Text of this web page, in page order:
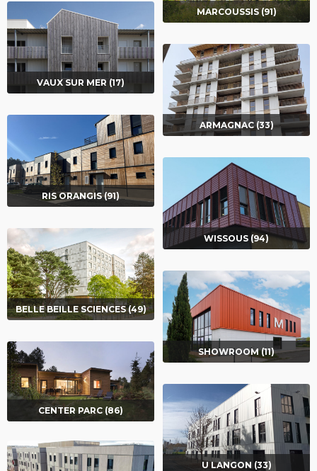
MARCOUSSIS (91)
VAUX SUR MER (17)
ARMAGNAC (33)
RIS ORANGIS (91)
WISSOUS (94)
BELLE BEILLE SCIENCES (49)
SHOWROOM (11)
CENTER PARC (86)
U LANGON (33)